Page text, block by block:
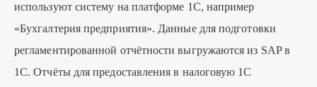
используют систему на платформе 1С, например
«Бухгалтерия предприятия». Данные для подготовки
регламентированной отчётности выгружаются из SAP в
1С. Отчёты для предоставления в налоговую 1С